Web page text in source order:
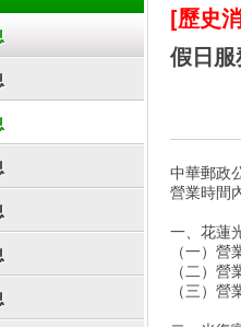
[歷史
假日
中華郵政
營業時間
一、花蓮
（一）
（二）
（三）